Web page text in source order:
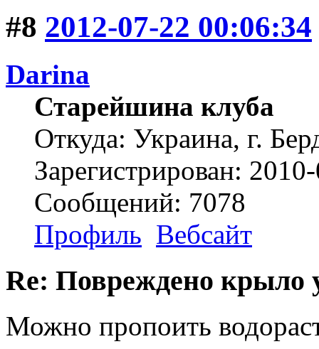
#8 2012-07-22 00:06:34
Darina
Старейшина клуба
Откуда: Украина, г.
Зарегистрирован:
Сообщений: 7078
Профиль Вебсайт
Re: Повреждено крыло
Можно пропоить